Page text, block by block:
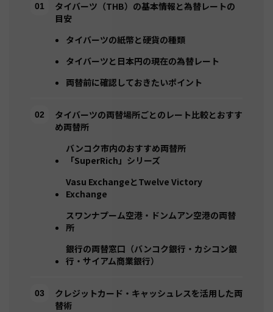
タイバーツ（THB）の基本情報と為替レートの
目安
タイバーツの紙幣と硬貨の種類
タイバーツと日本円の現在の為替レート
両替前に確認しておきたいポイント
タイバーツの両替場所ごとのレート比較とおすす
め両替所
バンコク市内のおすすめ両替所
「SuperRich」シリーズ
Vasu ExchangeとTwelve Victory
Exchange
スワンナプーム空港・ドンムアン空港の両替
所
銀行の両替窓口（バンコク銀行・カシコン銀
行・サイアム商業銀行）
クレジットカード・キャッシュレスを活用した両
替術